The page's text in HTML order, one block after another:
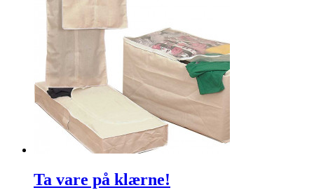
Ta vare på klærne!